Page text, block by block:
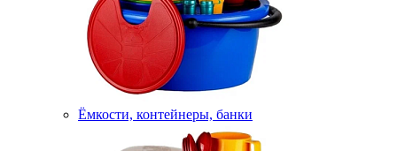
Ёмкости, контейнеры, банки